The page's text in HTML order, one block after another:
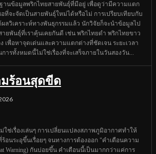
านข้อมูลพริกไทยสายพันธุ์ที่มีอยู่ เพื่อดูว่ามีความแตก
ที่จะจัดเป็นสายพันธุ์ใหม่ได้หรือไม่ การเปรียบเทียบกับ
ลวิเคราะห์ทางพันธุกรรมแล้ว นักวิจัยก็จะนำข้อมูลไป
ายพันธุ์ที่เราคุ้นเคยกันดี เช่น พริกไทยดำ พริกไทยขาว
เพื่อหาจุดเด่นและความแตกต่างที่ชัดเจน ระยะเวลา
ารทั้งหมดนี้ไม่ใช่เรื่องที่จะเสร็จภายในวันสองวัน...
ร้อนสุดขีด
ใช่เรื่องเล่นๆ การเปลี่ยนแปลงสภาพภูมิอากาศทำให้
อนระอุขึ้นเรื่อยๆ จนทางการต้องออก "คำเตือนความ
Warning) กันบ่อยขึ้น คำเตือนนี้เป็นมากกว่าแค่การ